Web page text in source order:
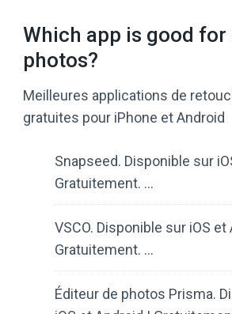
Which app is good
photos?
Meilleures applications de
gratuites pour iPhone et Android
Snapseed. Disponible sur
Gratuitement. …
VSCO. Disponible sur iOS et
Gratuitement. …
Éditeur de photos Prisma.